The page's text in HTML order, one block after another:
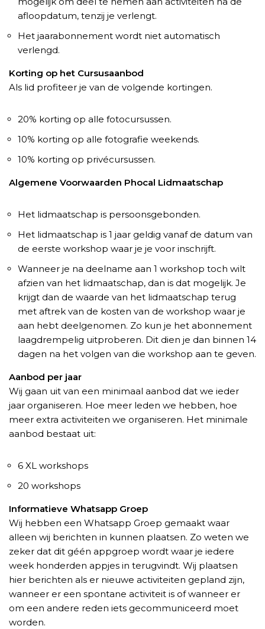
afloopdatum, tenzij je verlengt.
Het jaarabonnement wordt niet automatisch
verlengd.
Korting op het Cursusaanbod
Als lid profiteer je van de volgende kortingen.
20% korting op alle fotocursussen.
10% korting op alle fotografie weekends.
10% korting op privécursussen.
Algemene Voorwaarden Phocal Lidmaatschap
Het lidmaatschap is persoonsgebonden.
Het lidmaatschap is 1 jaar geldig vanaf de datum van
de eerste workshop waar je je voor inschrijft.
Wanneer je na deelname aan 1 workshop toch wilt
afzien van het lidmaatschap, dan is dat mogelijk. Je
krijgt dan de waarde van het lidmaatschap terug
met aftrek van de kosten van de workshop waar je
aan hebt deelgenomen. Zo kun je het abonnement
laagdrempelig uitproberen. Dit dien je dan binnen 14
dagen na het volgen van die workshop aan te geven.
Aanbod per jaar
Wij gaan uit van een minimaal aanbod dat we ieder
jaar organiseren. Hoe meer leden we hebben, hoe
meer extra activiteiten we organiseren. Het minimale
aanbod bestaat uit:
6 XL workshops
20 workshops
Informatieve Whatsapp Groep
Wij hebben een Whatsapp Groep gemaakt waar
alleen wij berichten in kunnen plaatsen. Zo weten we
zeker dat dit géén appgroep wordt waar je iedere
week honderden appjes in terugvindt. Wij plaatsen
hier berichten als er nieuwe activiteiten gepland zijn,
wanneer er een spontane activiteit is of wanneer er
om een andere reden iets gecommuniceerd moet
worden.